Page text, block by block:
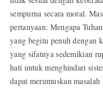
sempurna secara moral.
pertanyaan: Mengapa
yang begitu penuh dengan
yang sifatnya sedemikian
hati untuk menghindari
dapat merumuskan